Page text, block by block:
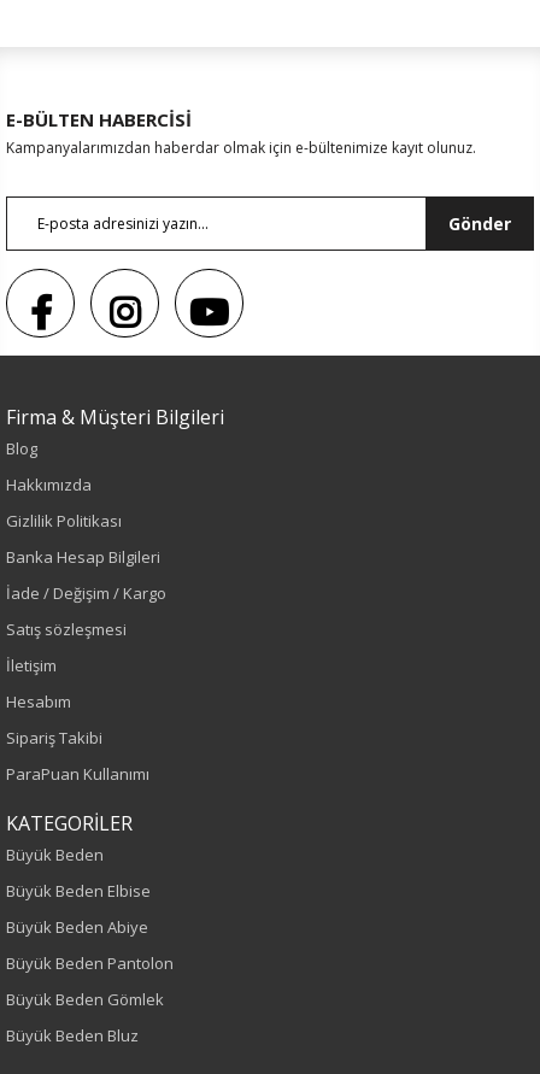
Renk
Siyah
İlkbahar-Yaz
Yetişkin
Büyük Beden
120
Dokuma
E-BÜLTEN HABERCİSİ
Kampanyalarımızdan haberdar olmak için e-bültenimize kayıt olunuz.
Gönder
Firma & Müşteri Bilgileri
Blog
Hakkımızda
Gizlilik Politikası
Banka Hesap Bilgileri
İade / Değişim / Kargo
Satış sözleşmesi
İletişim
Hesabım
Sipariş Takibi
ParaPuan Kullanımı
KATEGORİLER
Büyük Beden
Büyük Beden Elbise
Büyük Beden Abiye
Büyük Beden Pantolon
Büyük Beden Gömlek
Büyük Beden Bluz